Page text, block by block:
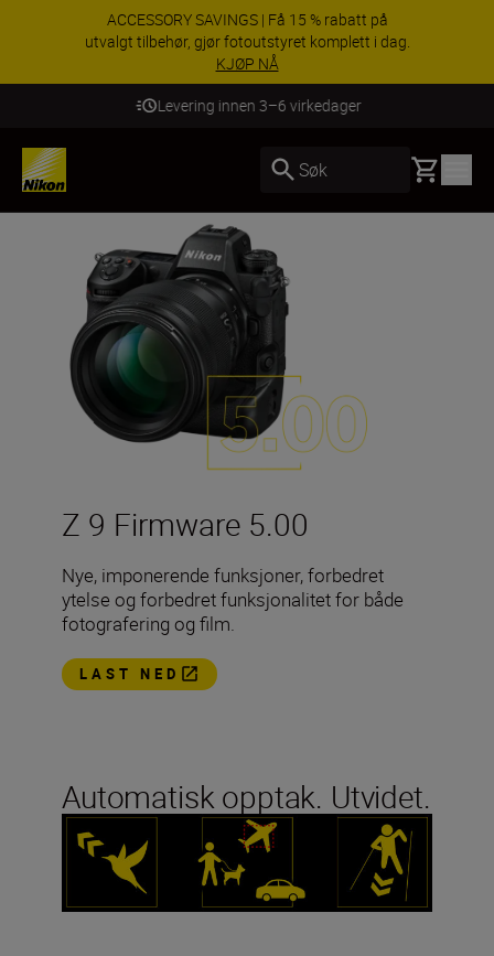
ACCESSORY SAVINGS | Få 15 % rabatt på
utvalgt tilbehør, gjør fotoutstyret komplett i dag.
KJØP NÅ
Levering innen 3–6 virkedager
Søk Basket
Z 9 Firmware 5.00
Nye, imponerende funksjoner, forbedret
ytelse og forbedret funksjonalitet for både
fotografering og film.
LAST NED
Automatisk opptak. Utvidet.